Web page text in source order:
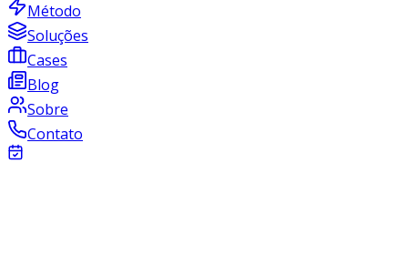
Método
Soluções
Cases
Blog
Sobre
Contato